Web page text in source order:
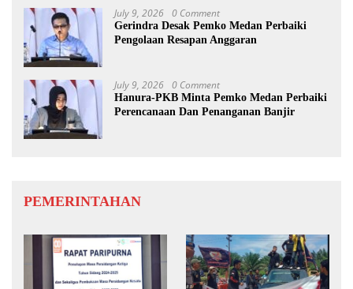
July 9, 2026 0 Comment
Gerindra Desak Pemko Medan Perbaiki
Pengolaan Resapan Anggaran
July 9, 2026 0 Comment
Hanura-PKB Minta Pemko Medan Perbaiki
Perencanaan Dan Penanganan Banjir
PEMERINTAHAN